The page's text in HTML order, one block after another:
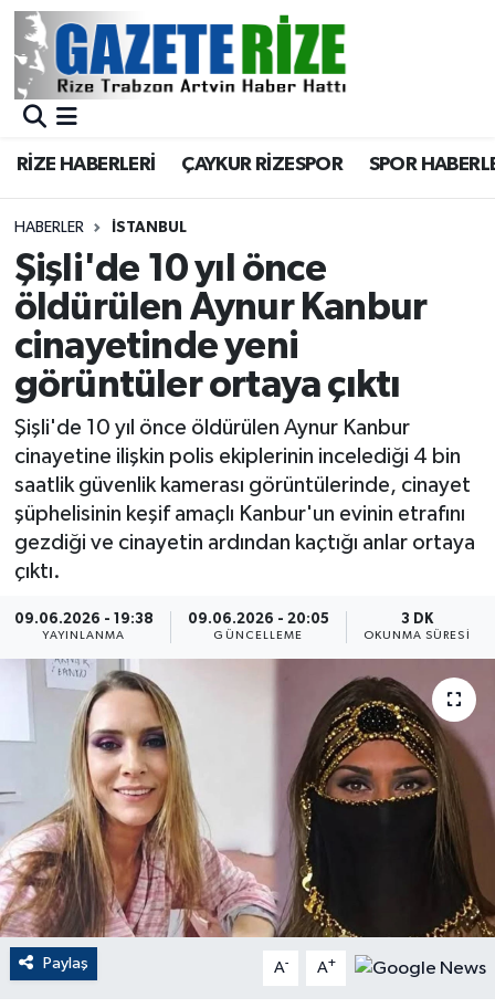
RİZE HABERLERİ ÇAYKUR RİZESPOR SPOR
HABERLER İSTANBUL
Şişli'de 10 yıl önce
öldürülen Aynur Kanbur
cinayetinde yeni
görüntüler ortaya çıktı
Şişli'de 10 yıl önce öldürülen Aynur Kanbur
cinayetine ilişkin polis ekiplerinin incelediği 4 bin
saatlik güvenlik kamerası görüntülerinde, cinayet
şüphelisinin keşif amaçlı Kanbur'un evinin etrafını
gezdiği ve cinayetin ardından kaçtığı anlar ortaya
çıktı.
09.06.2026 - 19:38
YAYINLANMA
09.06.2026 - 20:05
GÜNCELLEME
3 DK
OKUNMA SÜRESI
Paylaş A- A+
BÖLGEMİZ
Asayiş
Rize Jandarma Komutanlığı
Bilim Teknoloji
Bölge
Advertising news
Canlı Maç
ÇEVRE
EĞİTİM
EKONOMİ
English News
Finans
Flaş Haber
Gayrimenkul
Merkez Nöbetçi Eczaneler
Merkez Trafik Yoğunluk Haritası
Süper Lig Puan Durumu ve Fikstür
Tüm Manşetler
Son Dakika Haberleri
Haber Arşivi